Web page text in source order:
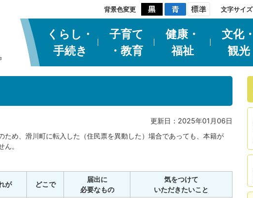
背景色変更 文字サイズ
くらし・
手続き
子育て
・教育
健康・
福祉
文化・
観光
更新日：2025年01月06日
ため、滑川町に転入した（住民票を異動した）場合であっても、本籍が
。
が どこで
届出に
必要なもの
気をつけて
いただきたいこと